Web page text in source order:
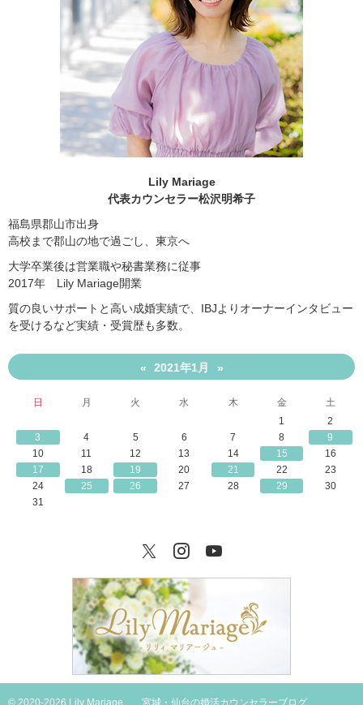
Lily Mariage
代表カウンセラー松沢明希子
福島県郡山市出身
高校まで郡山の地で過ごし、東京へ
大学卒業後は営業職や秘書業務に従事
2017年 Lily Mariage開業
質の良いサポートと高い成婚実績で、IBJよりオーナーインタビュー
を受けるなど実績・受賞歴も多数。
« 2021年1月 »
日 月 火 水 木 金
土
1
2
3
4 5 6 7 8
9
10
11 12 13 14 15
16
17
18 19 20 21 22
23
24
25 26 27 28 29
30
31
TwitterInstagram
© 2020-2026 Lily Mariage 宮城・仙台の婚活カウンセラーブログ